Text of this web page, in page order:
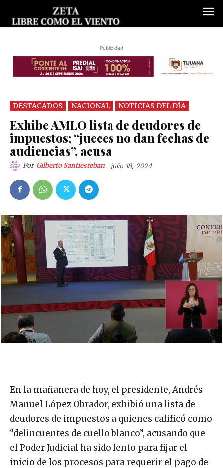
Publicidad
DESTACADOS NACIONAL NOTICIAS DEL DÍA
Exhibe AMLO lista de deudores de
impuestos; “jueces no dan fechas de
audiencias”, acusa
Por Gilberto Santiesteban julio 18, 2024
En la mañanera de hoy, el presidente, Andrés
Manuel López Obrador, exhibió una lista de
deudores de impuestos a quienes calificó como
“delincuentes de cuello blanco”, acusando que
el Poder Judicial ha sido lento para fijar el
inicio de los procesos para requerir el pago de